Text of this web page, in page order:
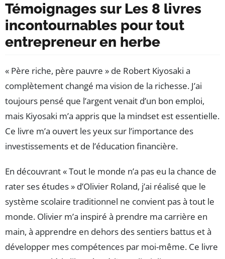
Témoignages sur Les 8 livres
incontournables pour tout
entrepreneur en herbe
« Père riche, père pauvre » de Robert Kiyosaki a
complètement changé ma vision de la richesse. J’ai
toujours pensé que l’argent venait d’un bon emploi,
mais Kiyosaki m’a appris que la mindset est essentielle.
Ce livre m’a ouvert les yeux sur l’importance des
investissements et de l’éducation financière.
En découvrant « Tout le monde n’a pas eu la chance de
rater ses études » d’Olivier Roland, j’ai réalisé que le
système scolaire traditionnel ne convient pas à tout le
monde. Olivier m’a inspiré à prendre ma carrière en
main, à apprendre en dehors des sentiers battus et à
développer mes compétences par moi-même. Ce livre